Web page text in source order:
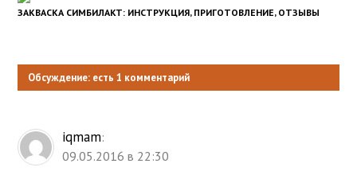
ЗАКВАСКА СИМБИЛАКТ: ИНСТРУКЦИЯ, ПРИГОТОВЛЕНИЕ, ОТЗЫВЫ
Обсуждение: есть 1 комментарий
iqmam:
09.05.2016 в 22:30